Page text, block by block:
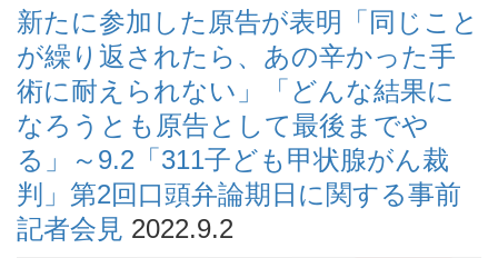
新たに参加した原告が表明「同じこと
が繰り返されたら、あの辛かった手
術に耐えられない」「どんな結果に
なろうとも原告として最後までや
る」～9.2「311子ども甲状腺がん裁
判」第2回口頭弁論期日に関する事前
記者会見 2022.9.2